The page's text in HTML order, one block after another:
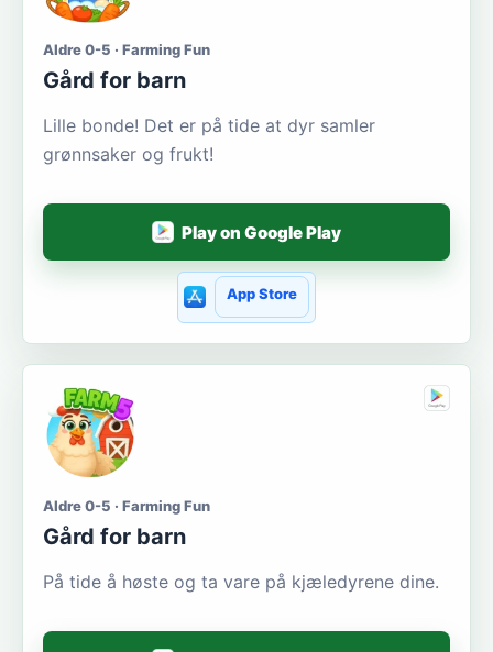
Aldre 0-5 · Farming Fun
Gård for barn
Lille bonde! Det er på tide at dyr samler
grønnsaker og frukt!
Play on Google Play
App Store
Aldre 0-5 · Farming Fun
Gård for barn
På tide å høste og ta vare på kjæledyrene dine.